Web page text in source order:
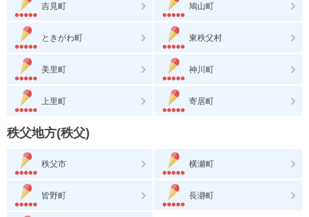
吉見町 鳩山町
ときがわ町 東秩父村
美里町 神川町
上里町 寄居町
秩父地方(秩父)
秩父市 横瀬町
皆野町 長瀞町